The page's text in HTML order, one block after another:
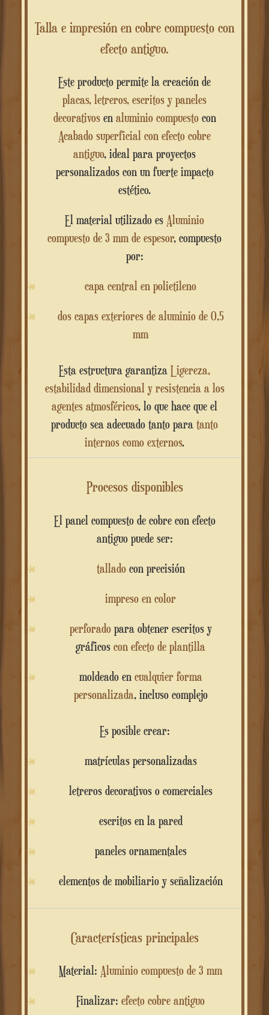
Talla e impresión en cobre compuesto con
efecto antiguo.
Este producto permite la creación de
placas, letreros, escritos y paneles
decorativosen aluminio compuestocon
Acabado superficial con efecto cobre
antiguo, ideal para proyectos
personalizados con un fuerte impacto
estético.
El material utilizado es Aluminio
compuesto de 3 mm de espesor, compuesto
por:
capa central en polietileno
dos capas exteriores de aluminio de 0,5
mm
Esta estructura garantiza Ligereza,
estabilidad dimensional y resistencia a los
agentes atmosféricos, lo que hace que el
producto sea adecuado tanto para tanto
internos como externos.
Procesos disponibles
El panel compuesto de cobre con efecto
antiguo puede ser:
talladocon precisión
impreso en color
perforadopara obtener escritos y
gráficos con efecto de plantilla
moldeado en cualquier forma
personalizada, incluso complejo
Es posible crear:
matrículas personalizadas
letreros decorativos o comerciales
escritos en la pared
paneles ornamentales
elementos de mobiliario y señalización
Características principales
Material: Aluminio compuesto de 3 mm
Finalizar: efecto cobre antiguo